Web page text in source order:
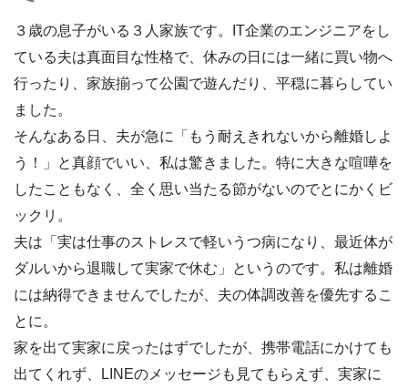
３歳の息子がいる３人家族です。IT企業のエンジニアをし
ている夫は真面目な性格で、休みの日には一緒に買い物へ
行ったり、家族揃って公園で遊んだり、平穏に暮らしてい
ました。
そんなある日、夫が急に「もう耐えきれないから離婚しよ
う！」と真顔でいい、私は驚きました。特に大きな喧嘩を
したこともなく、全く思い当たる節がないのでとにかくビ
ックリ。
夫は「実は仕事のストレスで軽いうつ病になり、最近体が
ダルいから退職して実家で休む」というのです。私は離婚
には納得できませんでしたが、夫の体調改善を優先するこ
とに。
家を出て実家に戻ったはずでしたが、携帯電話にかけても
出てくれず、LINEのメッセージも見てもらえず、実家に